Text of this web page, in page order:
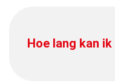
Hoe lang kan